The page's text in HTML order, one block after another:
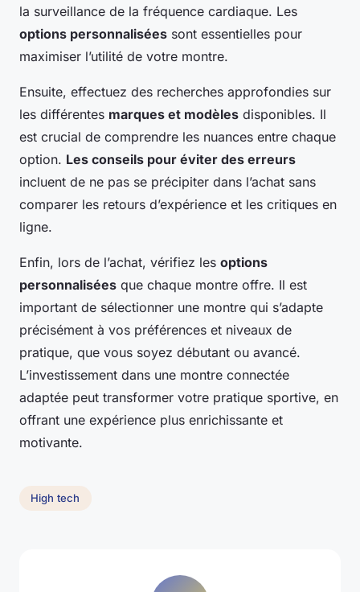
la surveillance de la fréquence cardiaque. Les
options personnalisées sont essentielles pour
maximiser l’utilité de votre montre.
Ensuite, effectuez des recherches approfondies sur
les différentes marques et modèles disponibles. Il
est crucial de comprendre les nuances entre chaque
option. Les conseils pour éviter des erreurs
incluent de ne pas se précipiter dans l’achat sans
comparer les retours d’expérience et les critiques en
ligne.
Enfin, lors de l’achat, vérifiez les options
personnalisées que chaque montre offre. Il est
important de sélectionner une montre qui s’adapte
précisément à vos préférences et niveaux de
pratique, que vous soyez débutant ou avancé.
L’investissement dans une montre connectée
adaptée peut transformer votre pratique sportive, en
offrant une expérience plus enrichissante et
motivante.
High tech